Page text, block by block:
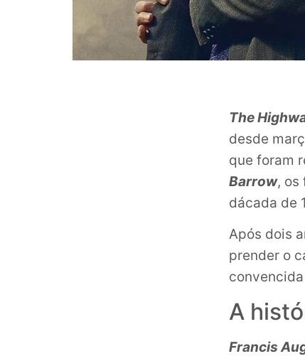
The
desde
que foram
Barrow, os
dácada de
Após dois
prender o
A
Francis